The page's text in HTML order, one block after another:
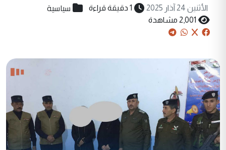
الأثنين 24 آذار 2025 1 دقيقة قراءة سياسية
2,001 مشاهدة